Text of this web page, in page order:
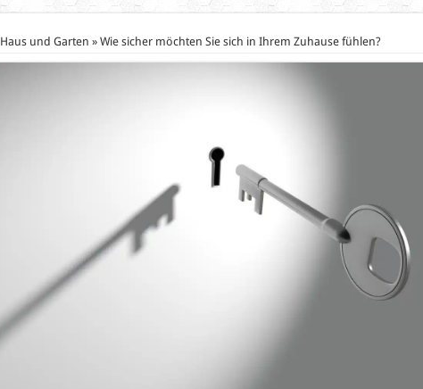
Haus und Garten » Wie sicher möchten Sie sich in Ihrem Zuhause fühlen?